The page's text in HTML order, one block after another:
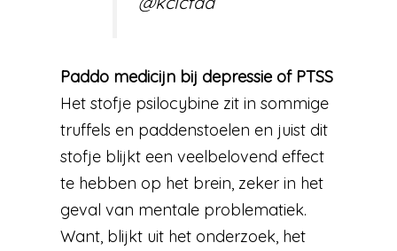
Paddo medicijn bij depressie of PTSS
Het stofje psilocybine zit in sommige
truffels en paddenstoelen en juist dit
stofje blijkt een veelbelovend effect
te hebben op het brein, zeker in het
geval van mentale problematiek.
Want, blijkt uit het onderzoek, het